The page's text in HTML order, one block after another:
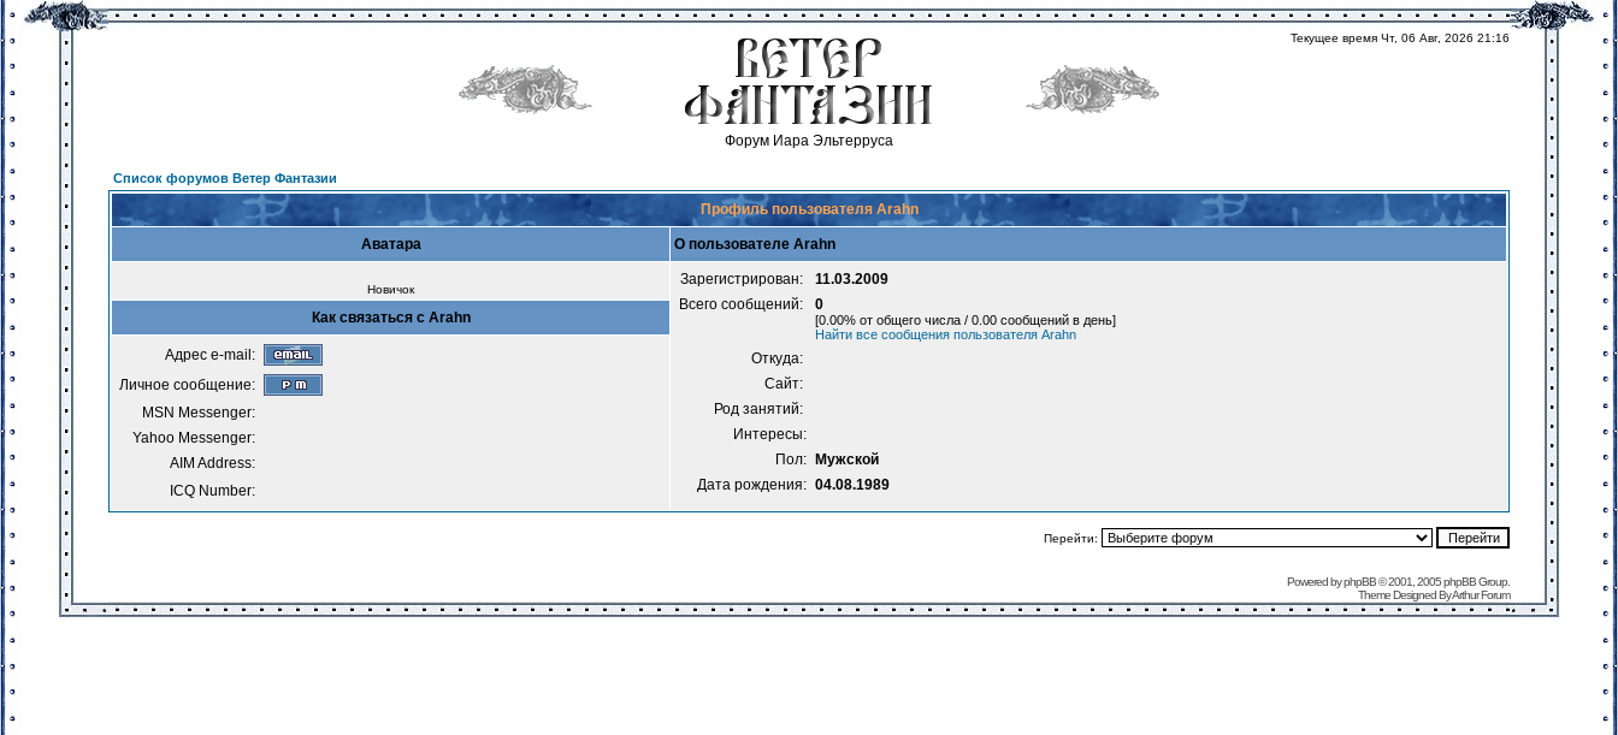
Форум Иара Эльтерруса
Текущее время Чт, 06 Авг, 2026 21:16
Список форумов Ветер Фантазии
Профиль пользователя Arahn
Аватара О пользователе Arahn
Новичок
Зарегистрирован:
11.03.2009
Всего сообщений:
0
[0.00% от общего числа / 0.00 сообщений в день]
Найти все сообщения пользователя Arahn
Откуда:
Сайт:
Род занятий:
Интересы:
Пол:
Мужской
Дата рождения: 04.08.1989
Как связаться с Arahn
Адрес e-mail:
Личное сообщение:
MSN Messenger:
Yahoo Messenger:
AIM Address:
ICQ Number:
Перейти:
Powered byphpBB© 2001, 2005 phpBB Group.
Theme Designed ByArthur Forum